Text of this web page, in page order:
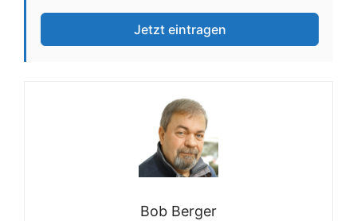
Jetzt eintragen
Bob Berger